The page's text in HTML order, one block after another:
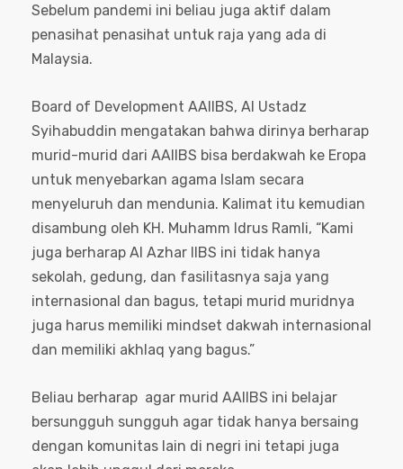
Sebelum pandemi ini beliau juga aktif dalam
penasihat penasihat untuk raja yang ada di
Malaysia.
Board of Development AAIIBS, Al Ustadz
Syihabuddin mengatakan bahwa dirinya berharap
murid-murid dari AAIIBS bisa berdakwah ke Eropa
untuk menyebarkan agama Islam secara
menyeluruh dan mendunia. Kalimat itu kemudian
disambung oleh KH. Muhamm Idrus Ramli, “Kami
juga berharap Al Azhar IIBS ini tidak hanya
sekolah, gedung, dan fasilitasnya saja yang
internasional dan bagus, tetapi murid muridnya
juga harus memiliki mindset dakwah internasional
dan memiliki akhlaq yang bagus.”
Beliau berharap agar murid AAIIBS ini belajar
bersungguh sungguh agar tidak hanya bersaing
dengan komunitas lain di negri ini tetapi juga